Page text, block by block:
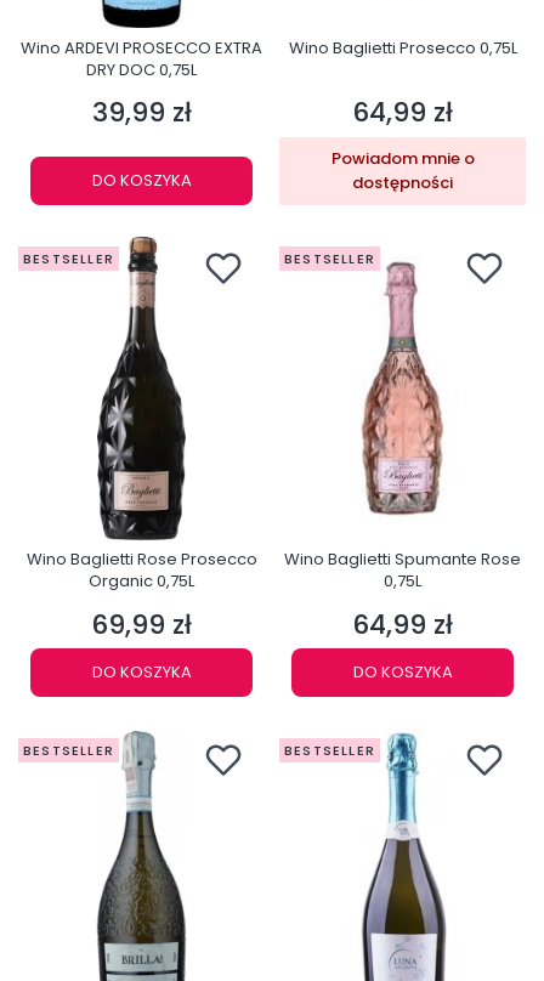
Wino ARDEVI PROSECCO EXTRA
DRY DOC 0,75L
Cena
39,99 zł
DO KOSZYKA
Wino Baglietti Prosecco 0,75L
Cena
64,99 zł
Powiadom mnie o
dostępności
BESTSELLER
Wino Baglietti Rose Prosecco
Organic 0,75L
Cena
69,99 zł
DO KOSZYKA
BESTSELLER
Wino Baglietti Spumante Rose
0,75L
Cena
64,99 zł
DO KOSZYKA
BESTSELLER BESTSELLER